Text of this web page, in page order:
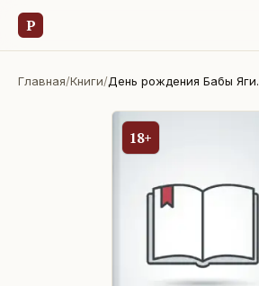
Р
Главная/Книги/День рождения Бабы Яги.
18+